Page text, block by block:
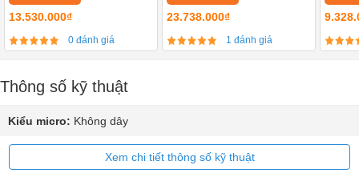
13.530.000₫
0 đánh giá
23.738.000₫
1 đánh giá
Thông số kỹ thuật
Kiểu micro: Không dây
Xem chi tiết thông số kỹ thuật